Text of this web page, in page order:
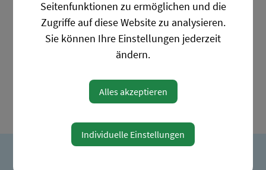
TOBII DYNAVOX I-SERIES I-13
KOMMUNIKATIONSSYSTEM
Seitenfunktionen zu ermöglichen und die
Zugriffe auf diese Website zu analysieren.
Sie können Ihre Einstellungen jederzeit
ändern.
Alles akzeptieren
Individuelle Einstellungen